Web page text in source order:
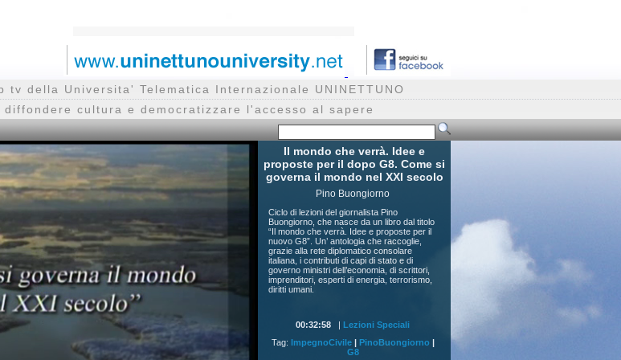
tv della Universita' Telematica Internazionale UNINETTUNO
cultura e democratizzare l'accesso al sapere
Il mondo che verrà. Idee e
proposte per il dopo G8. Come si
governa il mondo nel XXI secolo
Pino Buongiorno
Ciclo di lezioni del giornalista Pino
Buongiorno, che nasce da un libro dal titolo
“Il mondo che verrà. Idee e proposte per il
nuovo G8”. Un’ antologia che raccoglie,
grazie alla rete diplomatico consolare
italiana, i contributi di capi di stato e di
governo ministri dell’economia, di scrittori,
imprenditori, esperti di energia, terrorismo,
diritti umani.
00:32:58 | Lezioni Speciali
Tag: ImpegnoCivile| PinoBuongiorno |
G8